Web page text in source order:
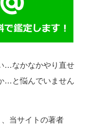
…なかなかやり直せ
…と悩んでいません
当サイトの著者